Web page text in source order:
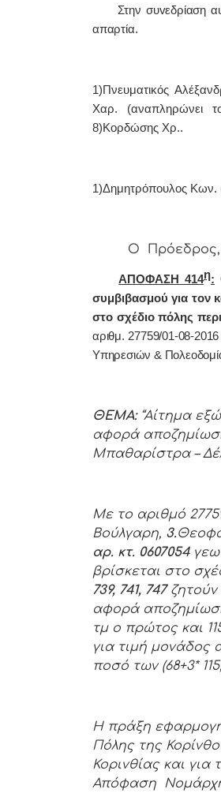
Στην συvεδρίαση
απαρτία.
1)Πνευματικός
Χαρ. (αναπληρώνει
8)Κορδώσης Χρ..
1)Δημητρόπουλος Κων.
Ο Πρόεδρος,
ΑΠΟΦΑΣΗ 414η:
συμβιβασμού για τον
στο σχέδιο πόλης
αριθμ. 27759/01-08-
Υπηρεσιών &
ΘΕΜΑ: “Αίτημα
αφορά
Μπαθαρίστρα –
Με το αριθμό
Βούλγαρη, 3.
αρ. κτ. 0607054
βρίσκεται στο
739, 741, 747ζητούν
αφορά
τμ ο πρώτος και
για τιμή μονάδος
ποσό των (68+3*
Η πράξη
Πόλης της
Κορινθίας και
Απόφαση Νομάρχη